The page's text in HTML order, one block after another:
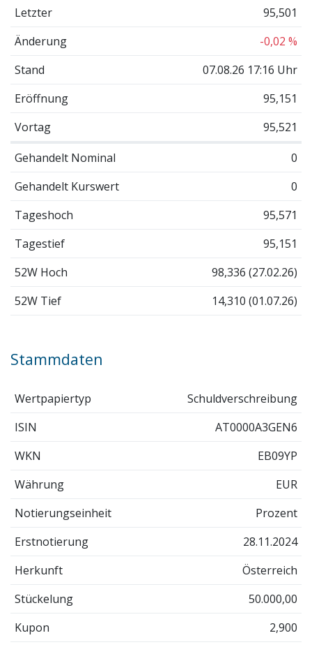
Letzter
95,501
Änderung
-0,02 %
Stand
07.08.26 17:16 Uhr
Eröffnung
95,151
Vortag
95,521
Gehandelt Nominal
0
Gehandelt Kurswert
0
Tageshoch
95,571
Tagestief
95,151
52W Hoch
98,336 (27.02.26)
52W Tief
14,310 (01.07.26)
Stammdaten
Wertpapiertyp
Schuldverschreibung
ISIN
AT0000A3GEN6
WKN
EB09YP
Währung
EUR
Notierungseinheit
Prozent
Erstnotierung
28.11.2024
Herkunft
Österreich
Stückelung
50.000,00
Kupon
2,900